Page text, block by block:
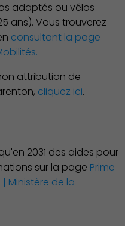
adaptés ou vélos
ans). Vous trouverez
consultant la page
attribution de
cliquez ici.
2031 des aides pour
sur la page Prime
Ministère de la